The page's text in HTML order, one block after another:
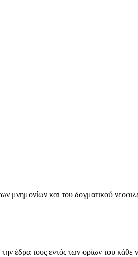
μνημονίων και του δογματικού
έδρα τους εντός των ορίων του κάθε